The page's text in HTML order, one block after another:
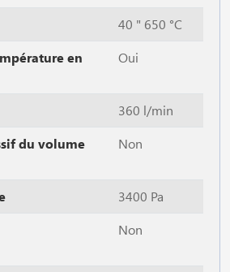
40 " 650 °C
en
Oui
360 l/min
du volume
Non
3400 Pa
Non